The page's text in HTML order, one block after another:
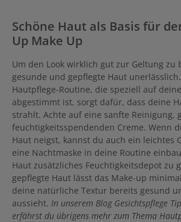
Danach mit Polierpinsel
Schöne Haut als Basis für
Up Make Up
Um den Look wirklich gut zur Geltung zu
gesunde und gepflegte Haut
Hautpflege-Routine, die speziell auf
abgestimmt ist, sorgt dafür, dass deine
strahlt. Achte auf eine sanfte Reinigung,
feuchtigkeitsspendenden Creme. Wenn
Haut neigst, kannst du auch ein leichtes
eine Nachtmaske in deine Routine
Haut zusätzliches Feuchtigkeitsdepot zu
gepflegte Haut lässt das Make-up
deine natürliche Textur bereits gesund
aussieht. In unserem Blog Gesichtspflege
erfährst du übrigens mehr zum Thema